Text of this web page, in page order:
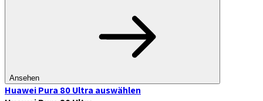
Ansehen
Huawei Pura 80 Ultra auswählen